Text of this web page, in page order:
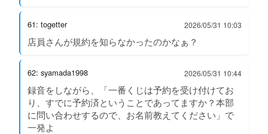
61: togetter 2026/05/31 10:03
店員さんが規約を知らなかったのかなぁ？
62: syamada1998 2026/05/31 10:44
録音をしながら、「一番くじは予約を受け付けてお
り、すでに予約済ということであってますか？本部
に問い合わせするので、お名前教えてください」で
一発よ